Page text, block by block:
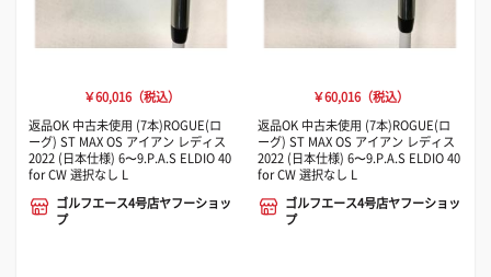
￥60,016（税込）
返品OK 中古未使用 (7本)ROGUE(ロ
ーグ) ST MAX OS アイアン レディス
2022 (日本仕様) 6〜9.P.A.S ELDIO 40
for CW 選択なし L
ゴルフエース4号店ヤフーショッ
プ
￥60,016（税込）
返品OK 中古未使用 (7本)ROGUE(ロ
ーグ) ST MAX OS アイアン レディス
2022 (日本仕様) 6〜9.P.A.S ELDIO 40
for CW 選択なし L
ゴルフエース4号店ヤフーショッ
プ